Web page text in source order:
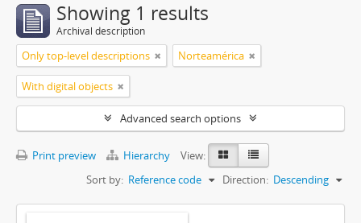
Showing 1 results
Archival description
Only top-level descriptions Norteamérica
With digital objects
Advanced search options
Print preview Hierarchy
View:
Sort by: Reference code Direction: Descending